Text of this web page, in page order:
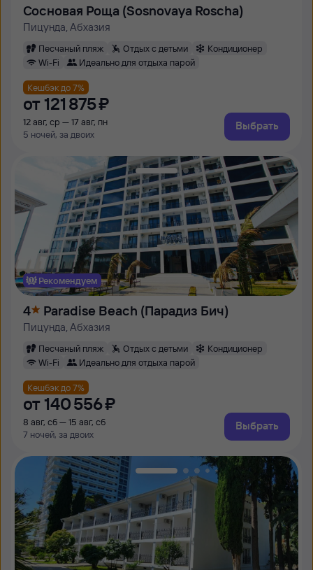
Сосновая Роща (Sosnovaya Roscha)
Пицунда, Абхазия
Песчаный пляж Отдых с детьми
Кондиционер
Wi-Fi
Идеально для отдыха парой
Кешбэк до 7%
от 121 ⁠875 ⁠₽
12 авг, ср — 17 авг, пн
5 ночей, за двоих
Выбрать
Рекомендуем
4 Paradise Beach (Парадиз Бич)
Пицунда, Абхазия
Песчаный пляж Отдых с детьми
Кондиционер
Wi-Fi
Идеально для отдыха парой
Кешбэк до 7%
от 140 ⁠556 ⁠₽
8 авг, сб — 15 авг, сб
7 ночей, за двоих
Выбрать